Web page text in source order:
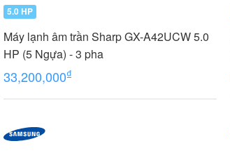
5.0 HP
Máy lạnh âm trần Sharp GX-A42UCW 5.0
HP (5 Ngựa) - 3 pha
33,200,000₫